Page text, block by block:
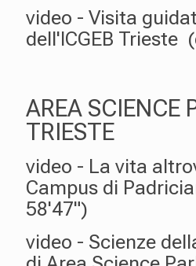
video - Visita
dell'ICGEB Trieste
AREA SCIENCE
TRIESTE
video - La vita
Campus di
58'47")
video - Scienze